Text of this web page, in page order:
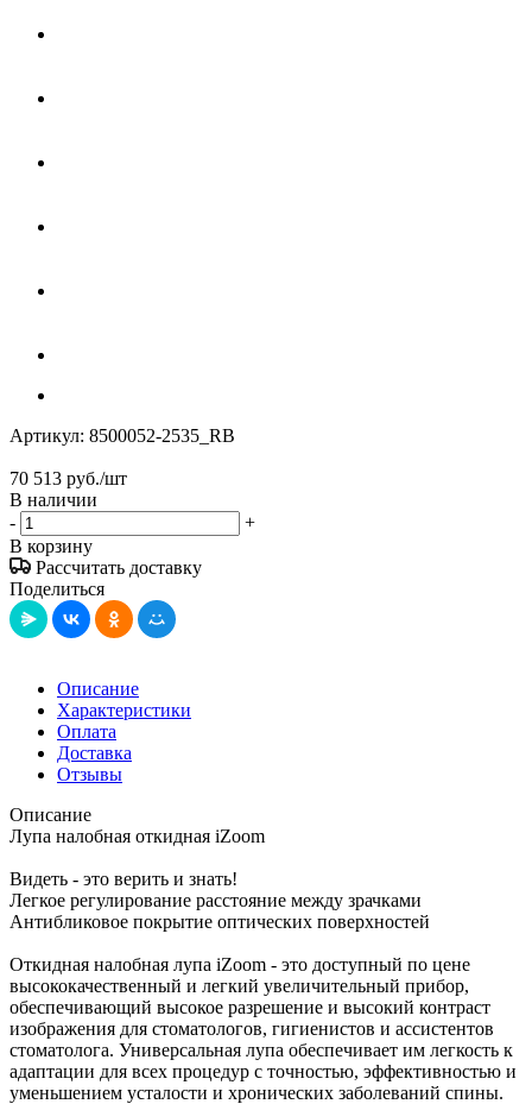
Артикул: 8500052-2535_RB
70 513 руб./шт
В наличии
-
+
В корзину
Рассчитать доставку
Поделиться
Описание
Характеристики
Оплата
Доставка
Отзывы
Описание
Лупа налобная откидная iZoom
Видеть - это верить и знать!
Легкое регулирование расстояние между зрачками
Антибликовое покрытие оптических поверхностей
Откидная налобная лупа iZoom - это доступный по цене
высококачественный и легкий увеличительный прибор,
обеспечивающий высокое разрешение и высокий контраст
изображения для стоматологов, гигиенистов и ассистентов
стоматолога. Универсальная лупа обеспечивает им легкость к
адаптации для всех процедур с точностью, эффективностью и
уменьшением усталости и хронических заболеваний спины.